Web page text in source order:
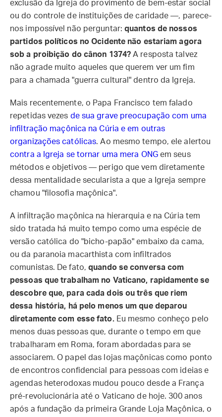
exclusão da Igreja do provimento de bem-estar social
ou do controle de instituições de caridade —, parece-
nos impossível não perguntar:quantos de nossos
partidos políticos no Ocidente não estariam agora
sob a proibição do cânon 1374?A resposta talvez
não agrade muito aqueles que querem ver um fim
para a chamada "guerra cultural" dentro da Igreja.
Mais recentemente, o Papa Francisco tem falado
repetidas vezes de sua grave preocupação com uma
infiltração maçônica na Cúria e em outras
organizações católicas. Ao mesmo tempo, ele alertou
contra a Igreja se tornar uma mera ONGem seus
métodos e objetivos — perigo que vem diretamente
dessa mentalidade secularista a que a Igreja sempre
chamou "filosofia maçônica".
A infiltração maçônica na hierarquia e na Cúria tem
sido tratada há muito tempo como uma espécie de
versão católica do "bicho-papão" embaixo da cama,
ou da paranoia macarthista com infiltrados
comunistas. De fato,quando se conversa com
pessoas que trabalham no Vaticano, rapidamente se
descobre que, para cada dois ou três que riem
dessa história, há pelo menos um que deparou
diretamente com esse fato.Eu mesmo conheço pelo
menos duas pessoas que, durante o tempo em que
trabalharam em Roma, foram abordadas para se
associarem. O papel das lojas maçônicas como ponto
de encontros confidencial para pessoas com ideias e
agendas heterodoxas mudou pouco desde a França
pré-revolucionária até o Vaticano de hoje. 300 anos
após a fundação da primeira Grande Loja Maçônica, o